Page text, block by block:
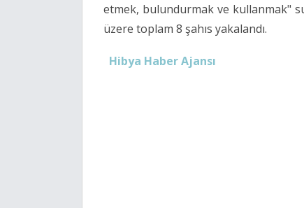
etmek, bulundurmak ve kullanmak"
üzere toplam 8 şahıs yakalandı.
Hibya Haber Ajansı